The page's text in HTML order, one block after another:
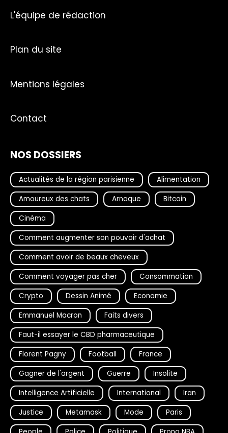
L'équipe de rédaction
Plan du site
Mentions légales
Contact
NOS DOSSIERS
Actualités de la région parisienne
Alimentation
Amoureux des chats
Arnaque
Bitcoin
Cinéma
Comment augmenter son pouvoir d'achat
Comment avoir de beaux cheveux
Comment voyager pas cher
Consommation
Crypto
Dessin Animé
Economie
Emmanuel Macron
Faits divers
Faut-il essayer le CBD pharmaceutique
Florent Pagny
Football
France
Gagner de l'argent
Guerre
Insolite
Intelligence Artificielle
International
Iran
Justice
Metamask Mode
Paris